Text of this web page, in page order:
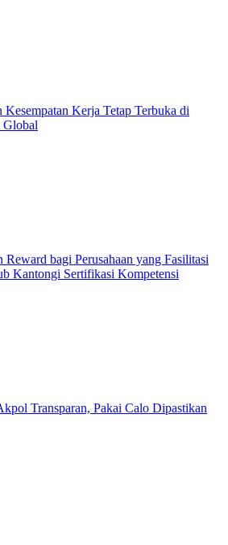
Kesempatan Kerja Tetap Terbuka di
Global
Reward bagi Perusahaan yang Fasilitasi
Kantongi Sertifikasi Kompetensi
Transparan, Pakai Calo Dipastikan